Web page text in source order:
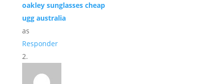
oakley sunglasses cheap
ugg australia
as
Responder